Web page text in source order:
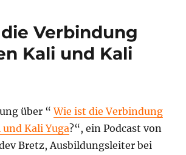
Verbindung
Kali und Kali
über “Wie ist die Verbindung
Kali Yuga?“, ein Podcast von
Bretz, Ausbildungsleiter bei